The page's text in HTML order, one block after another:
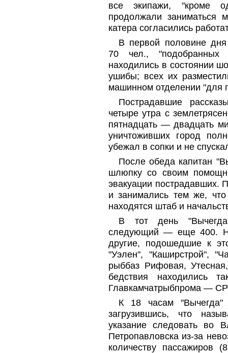
все экипажи, "кроме
продолжали заниматься
катера согласились
В первой половине
70 чел.,
находились в состоянии
ушибы; всех их
машинном отделении "для
Пострадавшие
четыре утра с
пятнадцать — двадцать
уничтоживших город
убежал в сопки и не
После обеда капитан
шлюпку со своим
эвакуации пострадавших.
и занимались тем же,
находятся штаб и
В тот день
следующий — еще 400.
другие, подошедшие к
"Уэлен", "Каширстрой",
рыббаз Рифовая,
бедствия находились
Главкамчатрыбпрома —
К 18 часам "Вычегда"
загрузившись, что
указание следовать во
Петропавловска из-за
количеству пассажиров